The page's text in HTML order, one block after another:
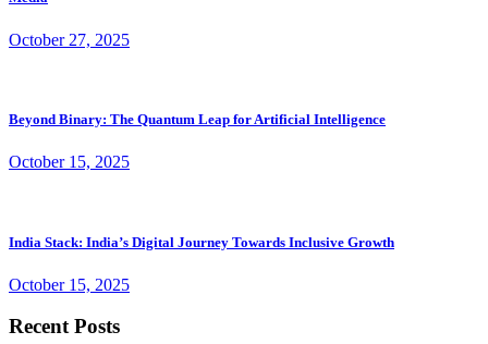
October 27, 2025
Beyond Binary: The Quantum Leap for Artificial Intelligence
October 15, 2025
India Stack: India’s Digital Journey Towards Inclusive Growth
October 15, 2025
Recent Posts